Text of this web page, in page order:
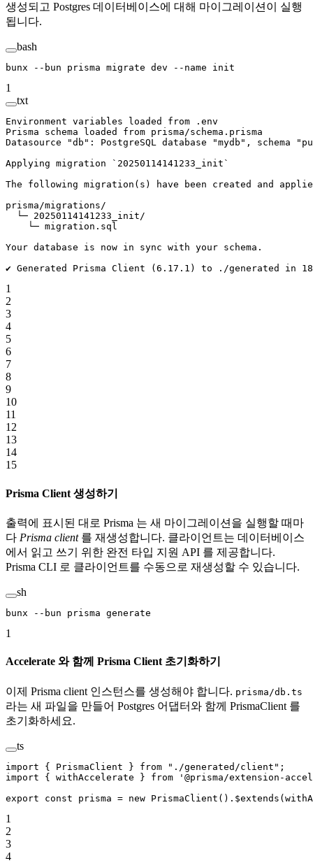
생성되고 Postgres 데이터베이스에 대해 마이그레이션이 실행
됩니다.
bash
bunx --bun prisma migrate dev --name init
1
txt
Environment variables loaded from .env
Prisma schema loaded from prisma/schema.prisma
Datasource "db": PostgreSQL database "mydb", schema
Applying migration `20250114141233_init`
The following migration(s) have been created and
prisma/migrations/
  └─ 20250114141233_init/
    └─ migration.sql
Your database is now in sync with your schema.
✔ Generated Prisma Client (6.17.1) to ./generated in
1
2
3
4
5
6
7
8
9
10
11
12
13
14
15
Prisma Client 생성하기
출력에 표시된 대로 Prisma 는 새 마이그레이션을 실행할 때마
다 Prisma client를 재생성합니다. 클라이언트는 데이터베이스
에서 읽고 쓰기 위한 완전 타입 지원 API 를 제공합니다.
Prisma CLI 로 클라이언트를 수동으로 재생성할 수 있습니다.
sh
bunx --bun prisma generate
1
Accelerate 와 함께 Prisma Client 초기화하기
이제 Prisma client 인스턴스를 생성해야 합니다. prisma/db.ts
라는 새 파일을 만들어 Postgres 어댑터와 함께 PrismaClient 를
초기화하세요.
ts
import { PrismaClient } from "./generated/client" ;
import { withAccelerate } from '@prisma/extension-
export const prisma = new PrismaClient (). $extends (
1
2
3
4